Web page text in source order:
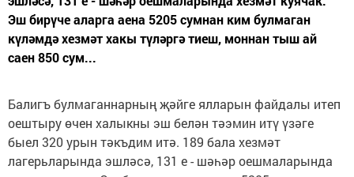
Эш бирүче аларга аена 5205 сумнан ким булмаган
күләмдә хезмәт хакы түләргә тиеш, моннан тыш ай
саен 850 сум...
Балигъ булмаганнарның җәйге ялларын файдалы итеп
оештыру өчен халыкны эш белән тәэмин итү үзәге
быел 320 урын тәкъдим итә. 189 бала хезмәт
лагерьларында эшләсә, 131 е - шәһәр оешмаларында